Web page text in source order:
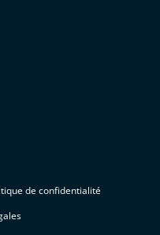
de confidentialité